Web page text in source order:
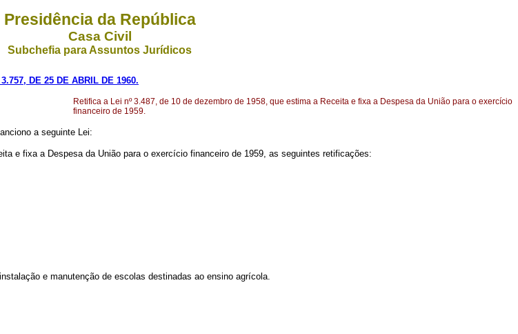
Presidência da República
Casa Civil
Subchefia para Assuntos Jurídicos
3.757, DE 25 DE ABRIL DE 1960.
Retifica a Lei nº 3.487, de 10 de dezembro de 1958, que estima a Receita e fixa a Despesa da União para o exercício
financeiro de 1959.
a seguinte Lei:
e fixa a Despesa da União para o exercício financeiro de 1959, as seguintes retificações:
e manutenção de escolas destinadas ao ensino agrícola.